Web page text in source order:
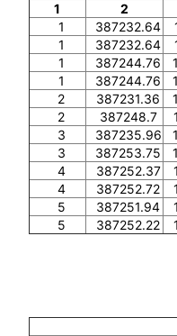
1
2
1
387232.64
1
387232.64
1
387244.76
1
387244.76
2
387231.36
2
387248.7
3
387235.96
3
387253.75
4
387252.37
4
387252.72
5
387251.94
5
387252.22